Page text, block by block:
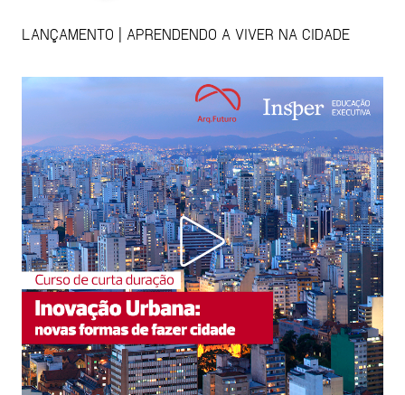
LANÇAMENTO | APRENDENDO A VIVER NA CIDADE